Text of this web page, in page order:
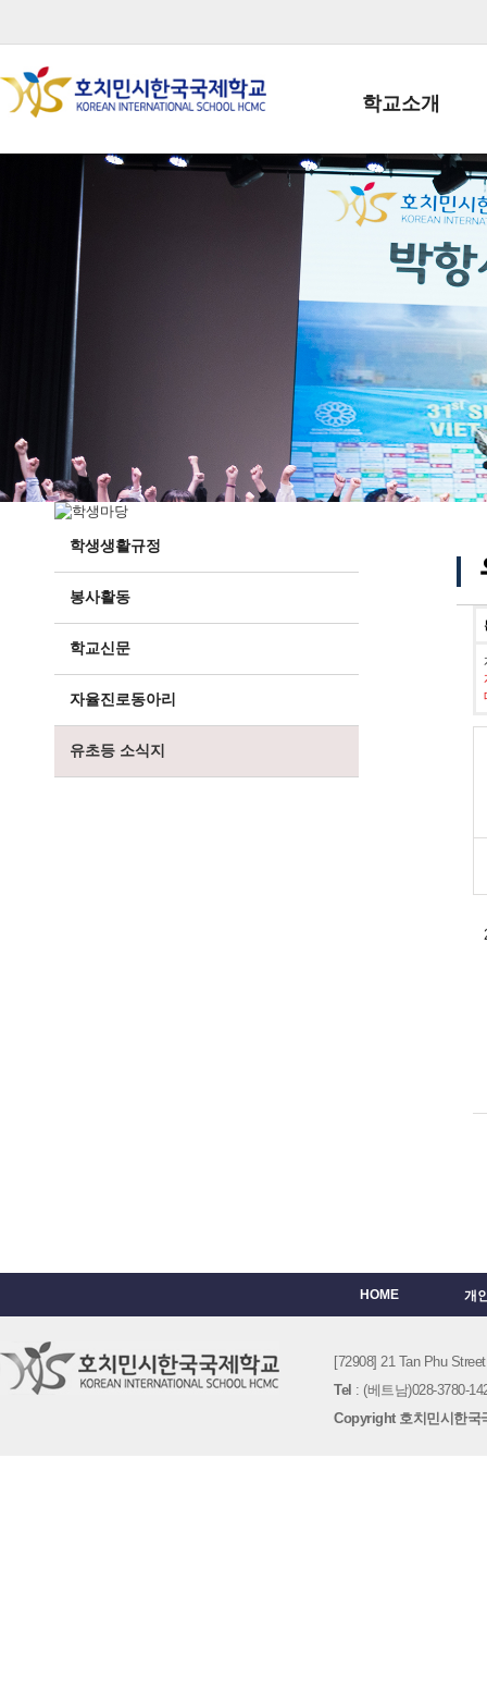
학교소개
학교장인사말
학생회장인사말
학교상징
학교 CI
교직원현황
학생현황
위치/전화
전경사진
학생생활규정
봉사활동
학교신문
자율진로동아리
유초등 소식지
HOME 개
[72908] 21 Tan Phu
Tel : (베트남)028-3780-
Copyright 호치민시한국